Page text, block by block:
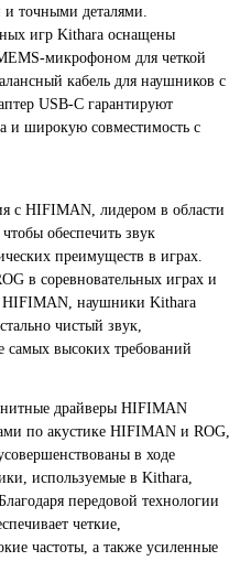
и точными деталями.
игр Kithara оснащены
микрофоном для четкой
кабель для наушников с
USB-C гарантируют
и широкую совместимость с
с HIFIMAN, лидером в области
обеспечить звук
преимуществ в играх.
в соревновательных играх и
HIFIMAN, наушники Kithara
чистый звук,
самых высоких требований
драйверы HIFIMAN
по акустике HIFIMAN и ROG,
в ходе
используемые в Kithara,
передовой технологии
четкие,
частоты, а также усиленные